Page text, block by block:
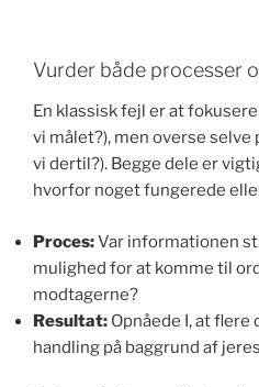
Vurder både processer
En klassisk fejl er at
vi målet?), men overse selve
vi dertil?). Begge dele er
hvorfor noget fungerede
Proces:Var informationen
mulighed for at komme til
modtagerne?
Resultat: Opnåede I, at
handling på baggrund af